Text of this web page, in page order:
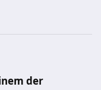
der